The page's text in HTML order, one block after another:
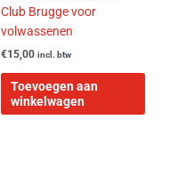
Club Brugge voor
volwassenen
€15,00 incl. btw
Toevoegen aan
winkelwagen